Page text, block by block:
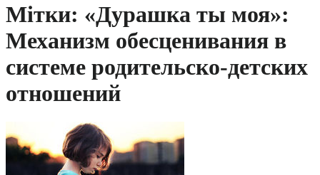
Мітки: «Дурашка ты моя»:
Механизм обесценивания в
системе родительско-детских
отношений